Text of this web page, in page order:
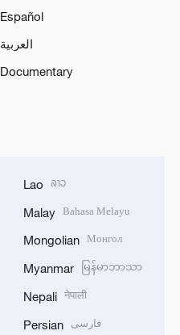
Español
العربية
Documentary
Lao ລາວ
Malay Bahasa Melayu
Mongolian Монгол
Myanmar မြန်မာဘာသာ
Nepali नेपाली
Persian فارسی